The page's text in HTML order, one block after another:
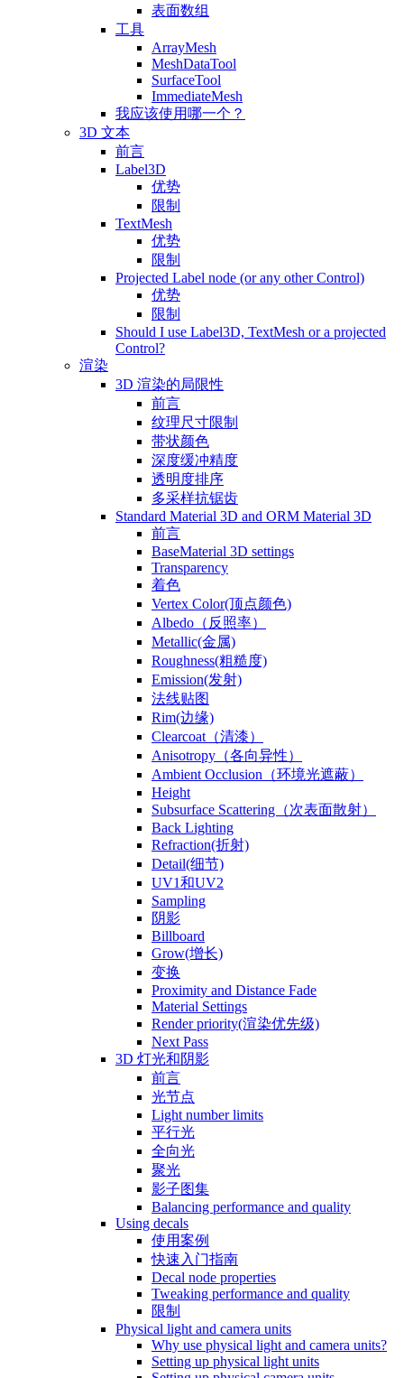
表面数组
工具
ArrayMesh
MeshDataTool
SurfaceTool
ImmediateMesh
我应该使用哪一个？
3D 文本
前言
Label3D
优势
限制
TextMesh
优势
限制
Projected Label node (or any other Control)
优势
限制
Should I use Label3D, TextMesh or a projected
Control?
渲染
3D 渲染的局限性
前言
纹理尺寸限制
带状颜色
深度缓冲精度
透明度排序
多采样抗锯齿
Standard Material 3D and ORM Material 3D
前言
BaseMaterial 3D settings
Transparency
着色
Vertex Color(顶点颜色)
Albedo（反照率）
Metallic(金属)
Roughness(粗糙度)
Emission(发射)
法线贴图
Rim(边缘)
Clearcoat（清漆）
Anisotropy（各向异性）
Ambient Occlusion（环境光遮蔽）
Height
Subsurface Scattering（次表面散射）
Back Lighting
Refraction(折射)
Detail(细节)
UV1和UV2
Sampling
阴影
Billboard
Grow(增长)
变换
Proximity and Distance Fade
Material Settings
Render priority(渲染优先级)
Next Pass
3D 灯光和阴影
前言
光节点
Light number limits
平行光
全向光
聚光
影子图集
Balancing performance and quality
Using decals
使用案例
快速入门指南
Decal node properties
Tweaking performance and quality
限制
Physical light and camera units
Why use physical light and camera units?
Setting up physical light units